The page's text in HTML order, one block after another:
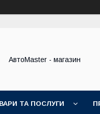
АвтоMaster - магазин
ТА ПОСЛУГИ